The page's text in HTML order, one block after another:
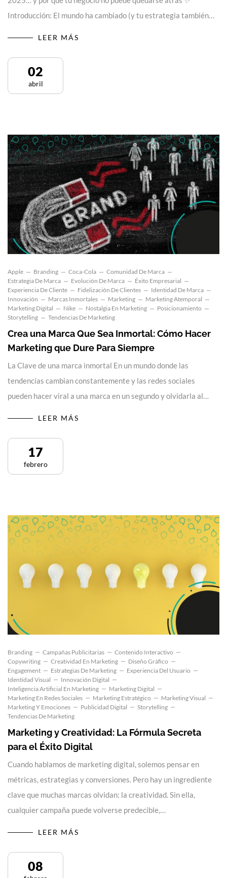
Introducción: El mundo ha cambiado (y tu estrategia también…
LEER MÁS
02
abril
Apple Branding Coca-Cola
Comunidad De Marca
Estrategia De Marca
Evolución De Marca
Éxito Empresarial
Experiencia De Cliente
Fidelización De Clientes
Identidad De Marca
Innovación
Marcas Inmortales Marketing
Marketing Atemporal
Marketing Digital
Nike Nostalgia En Marketing
Posicionamiento
Storytelling
Tendencias De Marketing
Crea una Marca Que Sea Inmortal: Cómo Hacer
Marketing que Dure Para Siempre
La Clave de una marca inmortal En un mundo donde las
tendencias cambian constantemente y las redes sociales
pueden hacer viral a una marca en un segundo y olvidarla al…
LEER MÁS
17
febrero
Branding Campañas Publicitarias
Contenido Interactivo
Copywriting
Creatividad En Marketing
Diseño Gráfico
Engagement
Estrategias De Marketing
Experiencia Del Usuario
Identidad Visual
Innovación Digital
Inteligencia Artificial En Marketing
Marketing Digital
Marketing En Redes Sociales
Marketing Estratégico
Marketing Visual
Marketing Y Emociones
Publicidad Digital
Storytelling
Tendencias De Marketing
Marketing y Creatividad: La Fórmula Secreta
para el Éxito Digital
Cuando hablamos de marketing digital, solemos pensar en
métricas, estrategias y conversiones. Pero hay un ingrediente
clave que muchas marcas olvidan: la creatividad. Sin ella,
cualquier campaña puede volverse predecible,…
LEER MÁS
08